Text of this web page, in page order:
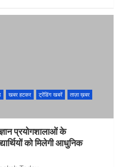
खबर हटकर ट्रेंडिंग खबरें
ताज़ा ख़बर
प्रयोगशालाओं के
को मिलेगी आधुनिक